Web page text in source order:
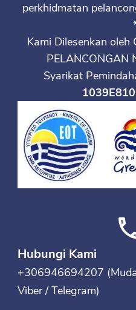
perkhidmatan
Kami Dilesenkan oleh
PELANCONGAN
Syarikat
Hubungi Kami
+306946694207
Viber / Telegram)